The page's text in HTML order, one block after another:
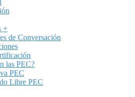
+
de Conversación
las PEC?
PEC
Libre PEC